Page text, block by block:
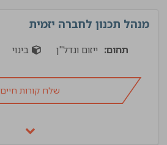
מנהל תכנון לחברה יזמית
תחום: ייזום ונדל"ן בינוי
שלח קורות חיים